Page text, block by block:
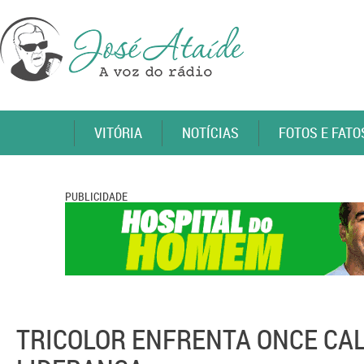
VITÓRIA NOTÍCIAS FOTOS E
PUBLICIDADE
TRICOLOR ENFRENTA ONCE